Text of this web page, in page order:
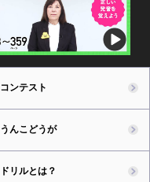
コンテスト
うんこどうが
ドリルとは？